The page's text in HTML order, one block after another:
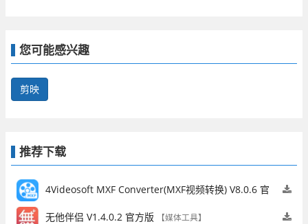
您可能感兴趣
剪映
推荐下载
4Videosoft MXF Converter(MXF视频转换) V8.0.6 官
方版【媒体工具】
无他伴侣 V1.4.0.2 官方版 【媒体工具】